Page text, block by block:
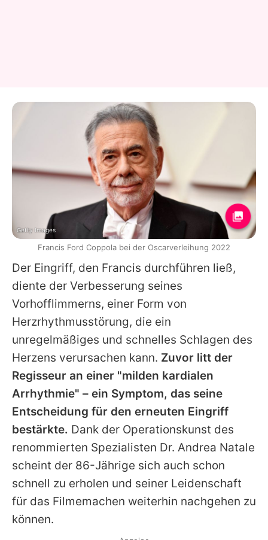
Der Eingriff, den Francis durchführen ließ,
diente der Verbesserung seines
Vorhofflimmerns, einer Form von
Herzrhythmusstörung, die ein
unregelmäßiges und schnelles Schlagen des
Herzens verursachen kann. Zuvor litt der
Regisseur an einer "milden kardialen
Arrhythmie" – ein Symptom, das seine
Entscheidung für den erneuten Eingriff
bestärkte. Dank der Operationskunst des
renommierten Spezialisten Dr. Andrea Natale
scheint der 86-Jährige sich auch schon
schnell zu erholen und seiner Leidenschaft
für das Filmemachen weiterhin nachgehen zu
können.
Getty Images
Francis Ford Coppola bei der Oscarverleihung 2022